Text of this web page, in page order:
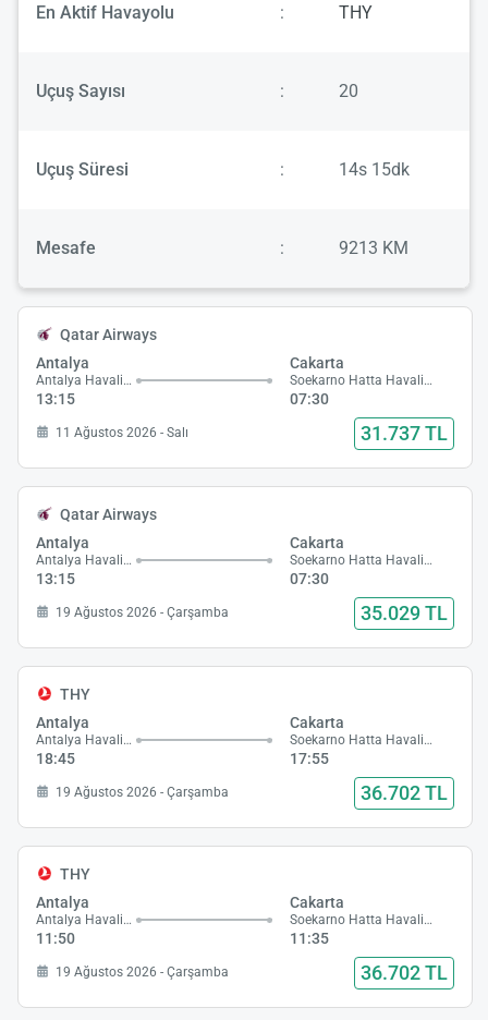
En Aktif Havayolu : THY
Uçuş Sayısı : 20
Uçuş Süresi : 14s 15dk
Mesafe : 9213 KM
Qatar Airways
Antalya
Antalya Havalimanı
13:15
Cakarta
Soekarno Hatta Havalimanı
07:30
11 Ağustos 2026 - Salı 31.737 TL
Qatar Airways
Antalya
Antalya Havalimanı
13:15
Cakarta
Soekarno Hatta Havalimanı
07:30
19 Ağustos 2026 - Çarşamba 35.029 TL
THY
Antalya
Antalya Havalimanı
18:45
Cakarta
Soekarno Hatta Havalimanı
17:55
19 Ağustos 2026 - Çarşamba 36.702 TL
THY
Antalya
Antalya Havalimanı
11:50
Cakarta
Soekarno Hatta Havalimanı
11:35
19 Ağustos 2026 - Çarşamba 36.702 TL